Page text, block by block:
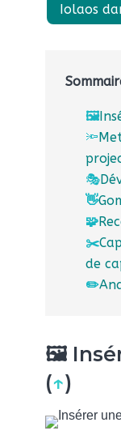
Iolaos
🖼️
🔦
🎭
👋
🧩
✂️
de
✏️
🖼️
(↑)